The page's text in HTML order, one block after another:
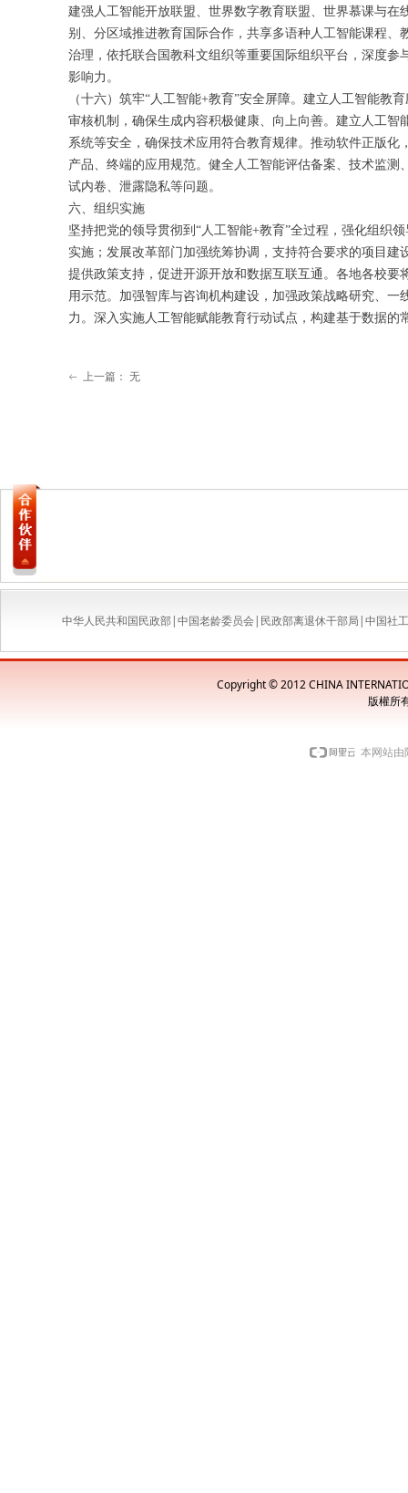
建强人工智能开放联盟、世界数字教育联盟、世界慕课与
别、分区域推进教育国际合作，共享多语种人工智能课程
治理，依托联合国教科文组织等重要国际组织平台，深度
影响力。
（十六）筑牢“人工智能+教育”安全屏障。建立人工智能
审核机制，确保生成内容积极健康、向上向善。建立人工
系统等安全，确保技术应用符合教育规律。推动软件正版
产品、终端的应用规范。健全人工智能评估备案、技术监
试内卷、泄露隐私等问题。
六、组织实施
坚持把党的领导贯彻到“人工智能+教育”全过程，强化组织
实施；发展改革部门加强统筹协调，支持符合要求的项目
提供政策支持，促进开源开放和数据互联互通。各地各校
用示范。加强智库与咨询机构建设，加强政策战略研究、
力。深入实施人工智能赋能教育行动试点，构建基于数据
ꂃ 上一篇： 无
中华人民共和国民政部|中国老龄委员会| 民政部离退休干部局 |中国社
Copyright © 2012 CHINA
版權所
本网站由